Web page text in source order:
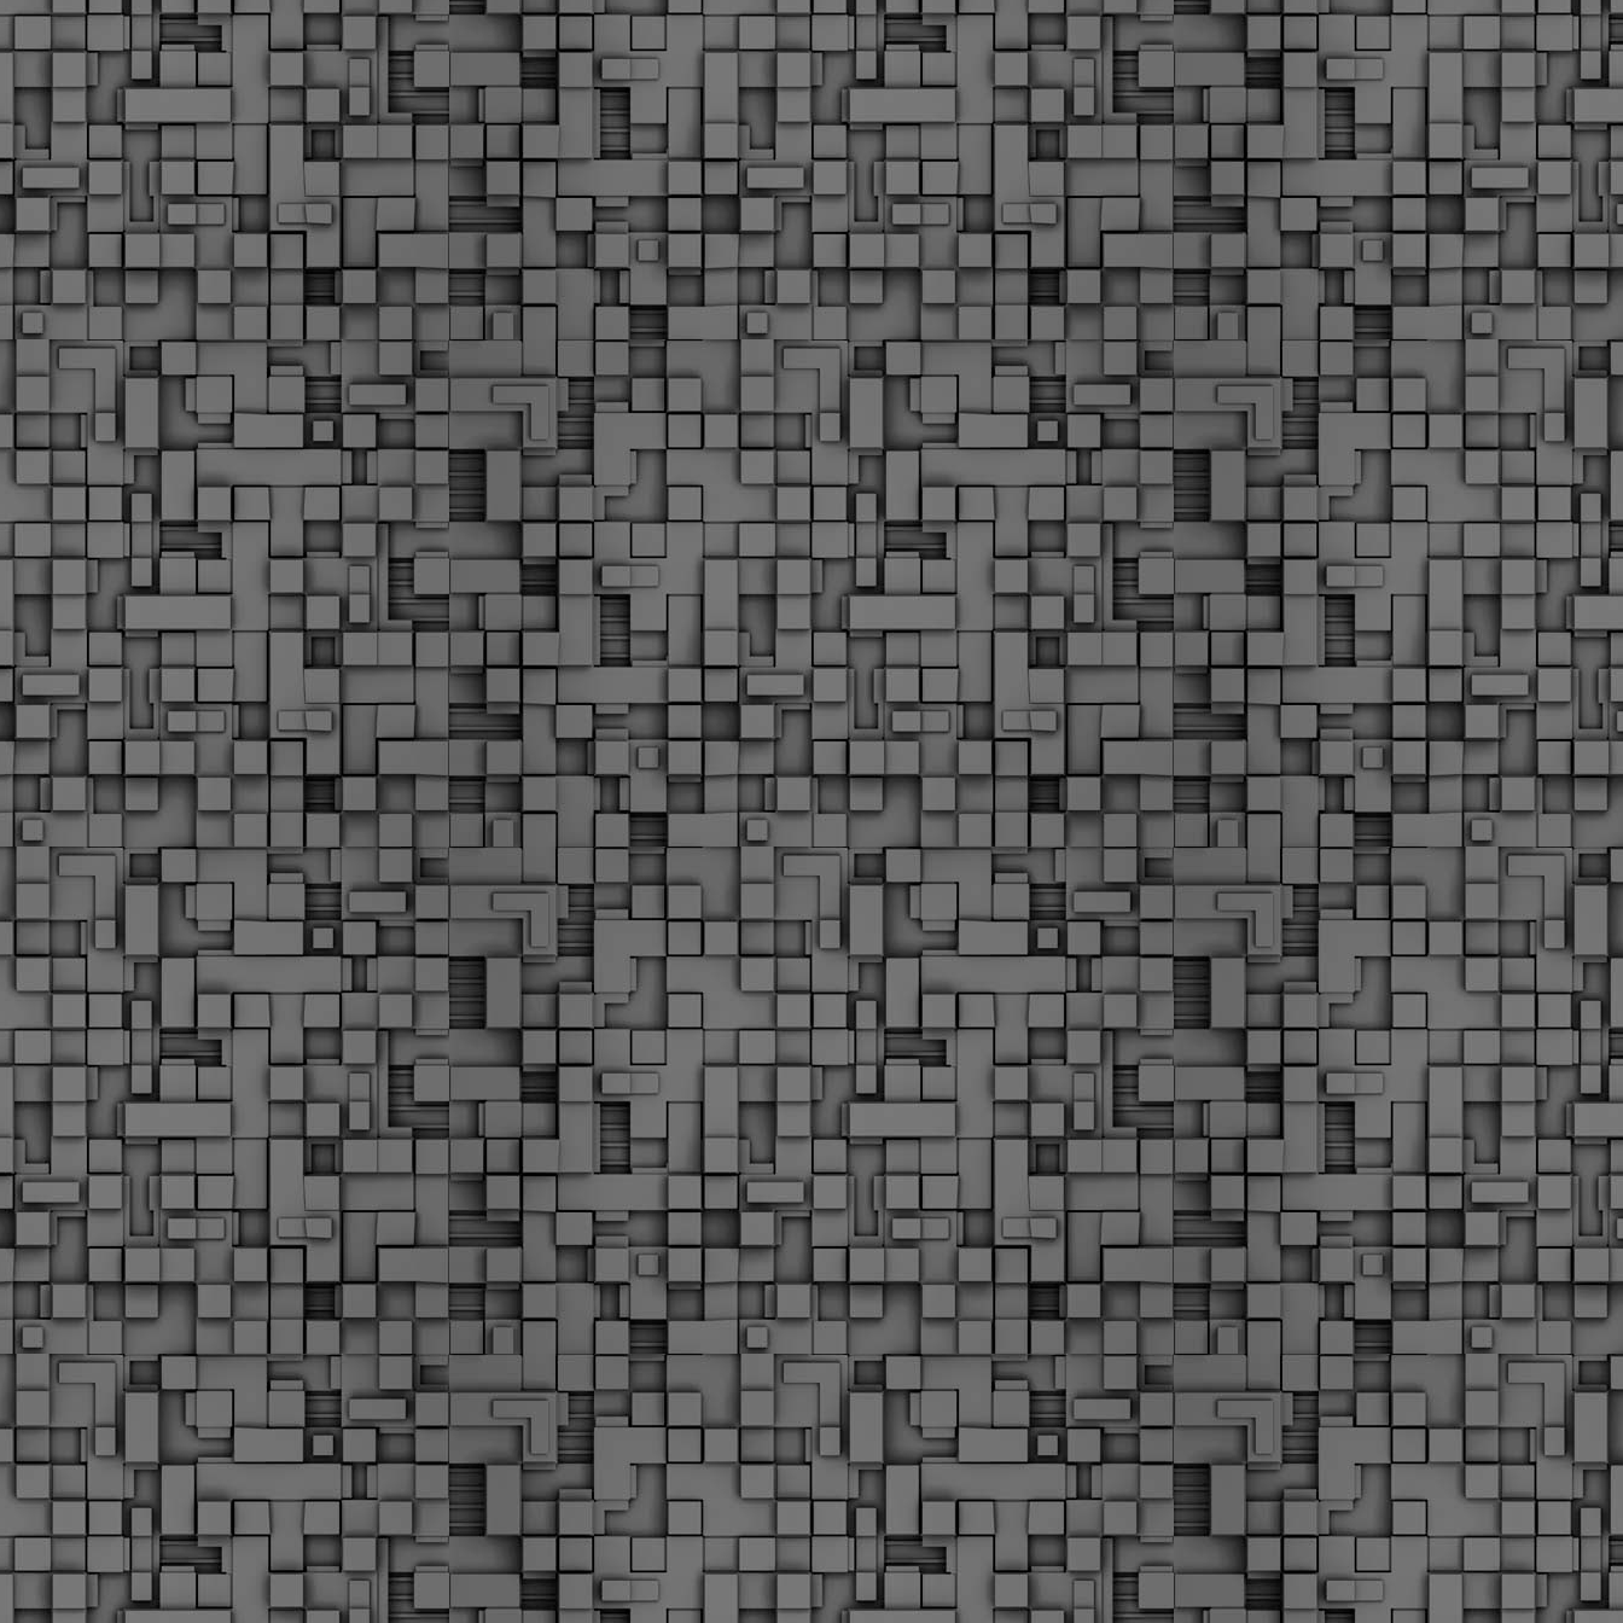
σε δήμους της χώρας. Το Dimastin, αναζητεί σχετικό
φωτογραφικό υλικό στο διαδίκτυο και σας το παρουσιάζει σε
αυτή την ανάρτηση. Επίσης, σας καλούμε, αν διαπιστώσετε ότι
μας έχουν "ξεφύγει" ορκωμοσίες, μπορείτε να στέλνετε το
φωτογραφικό τους υλικό στο dimasthes@gmail.gr ώστε να το
δημοσιεύουμε εδώ, άμεσα.
MAR
Θεσσαλονίκη: Ορκίστηκαν οι 75 νέοι δημοτικοί
αστυνομικοί – Τι τους ζήτησε ο Αγγελούδης
Ενισχύεται το έργο της δημοτικής αστυνομίας στο δήμο
Θεσσαλονίκης καθώς το πρωί της Τετάρτης 18 Μαρτίου
ορκίστηκαν οι 75 νέοι δημοτικοί αστυνομικοί.
«Με αυτούς, σε λίγους μήνες αποκτά ένα ισχυρό σώμα η
δημοτική αστυνομία. Θα είναι πιο κοντά στον πολίτη. Είχα την
ευκαιρία να είμαι σήμερα στην ορκωμοσία τους.
MAR
Ξεκίνησαν εδώ και μια εβδομάδα οι αφίξεις των
νεοπροσληφθέντων Δημοτικών Αστυνομικών στους
δήμους και οι ορκωμοσίες τους - Πλήρες
Μεγάλες μέρες ζει ο "οργανισμός" της Δημοτικής Αστυνομίας!
Να θυμίσουμε ότι κανονικές προσλήψεις στην Δημοτική
Αστυνομία έχουν να γίνουν από το 2010. Δεκαέξι ολόκληρα
χρόνια! Και βέβαια, ακόμη και με αυτές τις προσλήψεις, δεν
φτάνουμε ούτε τα 2/3 των Δημοτικών Αστυνομικών που
υπηρετούσαν το 2013 προ της κατάργησης της υπηρεσίας με
απόφαση του σημερινού πρωθυπουργού Κυριάκου Μητσοτάκη. Ας
είναι...
2
Δημοτική Αστυνομία Θεσσαλονίκης: Διμηνιαίος
απολογισμός ελέγχων τήρησης νομοθεσίας
Τον απολογισμό των δράσεων ελέγχου για τα ζώα συντροφιάς
κατά το δίμηνο Ιανουαρίου – Φεβρουαρίου 2026 παρουσιάζει η
Δημοτική Αστυνομία Θεσσαλονίκης, με στόχο την προστασία των
ζώων και την ομαλή συμβίωση στην πόλη.
FEB
18
ΣτΕ: Οριστική απόρριψη της επαναφοράς του 13ου
και 14ου μισθού για τους δημοσίους υπαλλήλους
Με την απόφαση αυτή, το ΣτΕ απορρίπτει οριστικά τις
αξιώσεις των δημοσίων υπαλλήλων για επαναφορά των
δώρων, επικυρώνοντας την τρέχουσα κατάσταση παρά τις
αντιδράσεις της ΑΔΕΔΥ
Το ΣτΕ απέρριψε οριστικά την προσφυγή της ΑΔΕΔΥ και ενός
εκπαιδευτικού για την επαναφορά των δώρων Χριστουγέννων,
Πάσχα και θερινής άδειας (13ος και 14ος μισθός) στους
εργαζόμενους του δημόσιου τομέα, κλείνοντας μια μακρά
διαμάχη δεκαετιών που αφορούσε τις μνημονιακές περικοπές.
Γνωστοποίηση έκδοσης οριστικών αποτελεσμάτων –
Παροχή οδηγιών.
► Δείτε/κατεβάστε την πολυαναμενόμενη εγκύκλιο του Υπ.
FEB
1
Με διαρροή 2 μέρες πριν την στάση εργασίας
ενημερώνει το ΣτΕ για την απόρριψη της επαναφοράς